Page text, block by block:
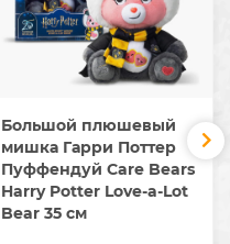
Большой плюшевый
мишка Гарри Поттер
Пуффендуй Care Bears
Harry Potter Love-a-Lot
Bear 35 см